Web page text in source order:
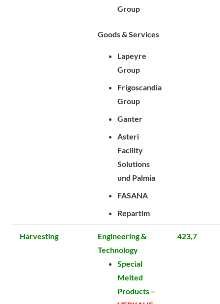
Group
Goods & Services
Lapeyre
Group
Frigoscandia
Group
Ganter
Asteri
Facility
Solutions
und Palmia
FASANA
Repartim
Harvesting
Engineering &
Technology
Special
Melted
Products –
423,7